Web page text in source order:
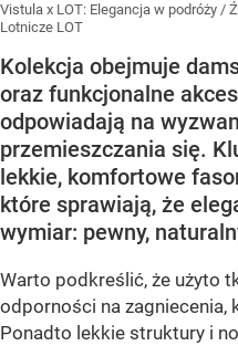
Vistula x LOT: Elegancja w podróży /
Lotnicze LOT
Kolekcja obejmuje
oraz funkcjonalne
odpowiadają na
przemieszczania się.
lekkie, komfortowe
które sprawiają, że
wymiar: pewny,
Warto podkreślić, że użyto
odporności na zagniecenia,
Ponadto lekkie struktury i